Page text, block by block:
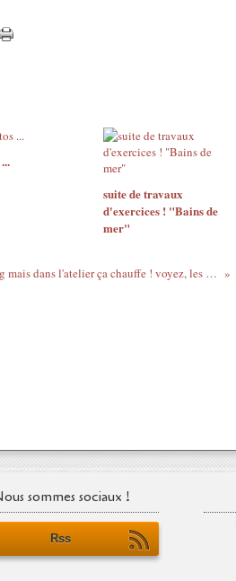
suite de travaux
d'exercices ! "Bains de
mer"
l'hiver est trop long mais dans l'atelier ça chauffe ! voyez, les fenêtres qui parlent à Lambersart
sommes sociaux !
Rss